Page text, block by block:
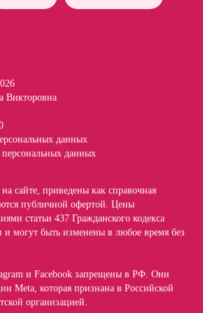
Викторовна
данных
персональных данных
сайте, приведены как справочная
публичной офертой. Цены
статьи 437 Гражданского кодекса
и могут быть изменены в любое время без
и Facebook запрещены в РФ. Они
Meta, которая признана в Российской
организацией.